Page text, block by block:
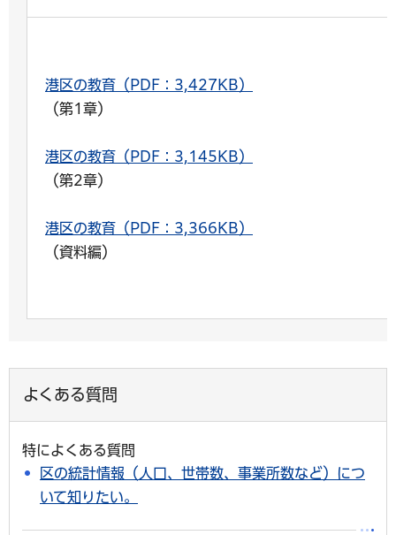
港区の教育（PDF：3,427KB）
（第1章）
港区の教育（PDF：3,145KB）
（第2章）
港区の教育（PDF：3,366KB）
（資料編）
よくある質問
特によくある質問
区の統計情報（人口、世帯数、事業所数など）につ
いて知りたい。